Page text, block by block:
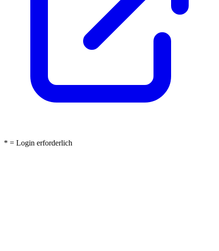
* = Login erforderlich